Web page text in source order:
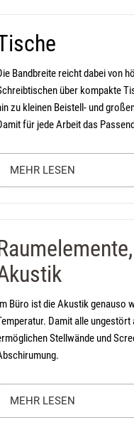
in neuem Tab)
Bandbreite reicht dabei von
über kompakte
zu kleinen Beistell- und
für jede Arbeit das
MEHR LESEN
in neuem Tab)
Büro ist die Akustik genauso
Damit alle ungestört
Stellwände und
MEHR LESEN